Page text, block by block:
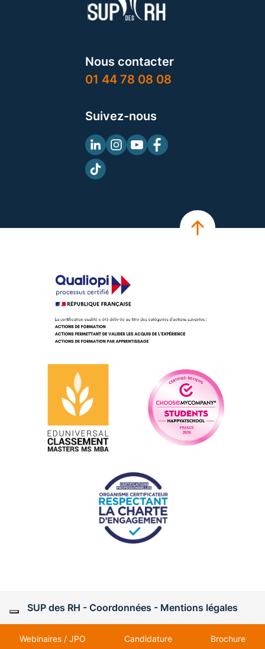
Candidature
Webinaires / JPO Brochure
Nous contacter
01 44 78 08 08
Suivez-nous
LinkedinInstagram
YoutubeFacebook
TikTok
SUP des RH - Coordonnées - Mentions légales